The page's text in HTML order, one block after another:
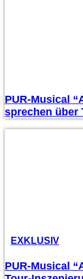
PUR-Musical
sprechen über
EXKLUSIV
PUR-Musical